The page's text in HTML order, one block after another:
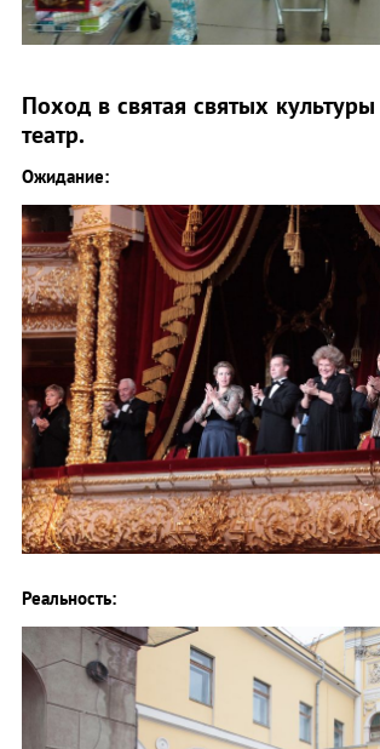
Поход в святая святых
театр.
Ожидание:
Реальность: